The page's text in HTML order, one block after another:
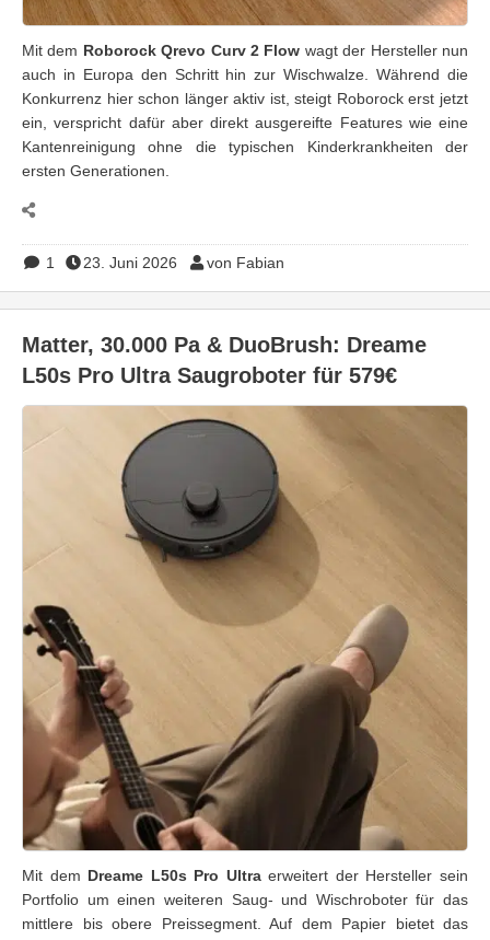
Mit dem Roborock Qrevo Curv 2 Flow wagt der Hersteller nun
auch in Europa den Schritt hin zur Wischwalze. Während die
Konkurrenz hier schon länger aktiv ist, steigt Roborock erst jetzt
ein, verspricht dafür aber direkt ausgereifte Features wie eine
Kantenreinigung ohne die typischen Kinderkrankheiten der
ersten Generationen.
1 23. Juni 2026 von Fabian
Matter, 30.000 Pa & DuoBrush: Dreame
L50s Pro Ultra Saugroboter für 579€
Mit dem Dreame L50s Pro Ultraerweitert der Hersteller sein
Portfolio um einen weiteren Saug- und Wischroboter für das
mittlere bis obere Preissegment. Auf dem Papier bietet das